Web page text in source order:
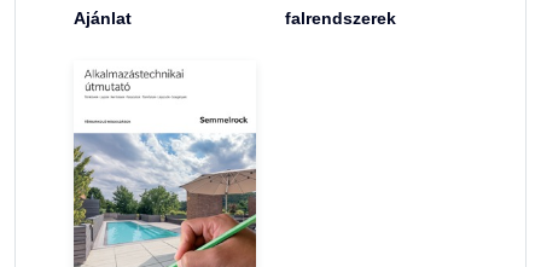
Ajánlat
falrendszerek